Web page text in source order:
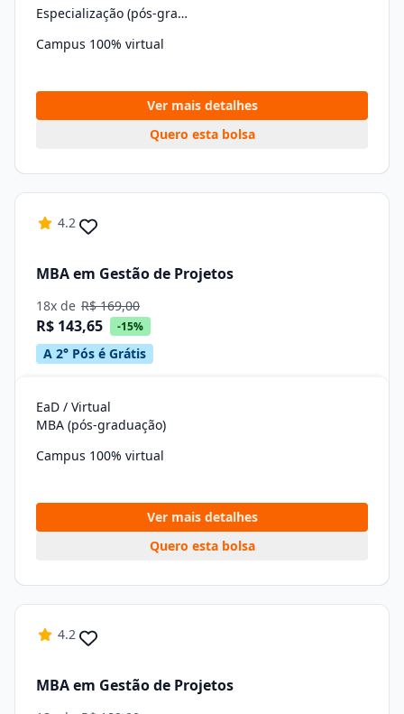
Especialização (pós-graduação)
Campus 100% virtual
Ver mais detalhes
Quero esta bolsa
4.2
MBA em Gestão de Projetos
18x de R$ 169,00
R$ 143,65 -15%
A 2° Pós é Grátis
EaD / Virtual
MBA (pós-graduação)
Campus 100% virtual
Ver mais detalhes
Quero esta bolsa
4.2
MBA em Gestão de Projetos